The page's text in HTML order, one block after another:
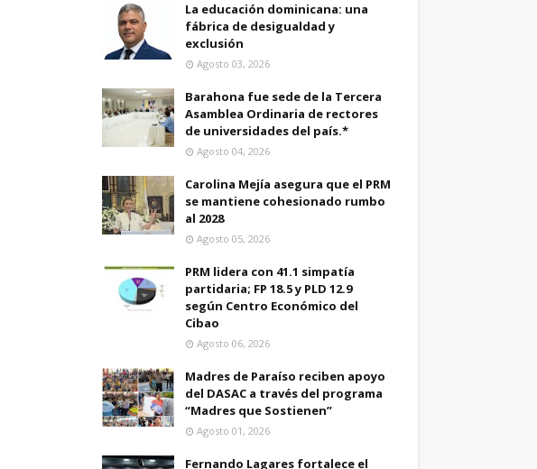
La educación dominicana: una
fábrica de desigualdad y
exclusión
Agosto 03, 2026
Barahona fue sede de la Tercera
Asamblea Ordinaria de rectores
de universidades del país.*
Agosto 04, 2026
Carolina Mejía asegura que el PRM
se mantiene cohesionado rumbo
al 2028
Agosto 05, 2026
PRM lidera con 41.1 simpatía
partidaria; FP 18.5 y PLD 12.9
según Centro Económico del
Cibao
Agosto 06, 2026
Madres de Paraíso reciben apoyo
del DASAC a través del programa
“Madres que Sostienen”
Agosto 01, 2026
Fernando Lagares fortalece el